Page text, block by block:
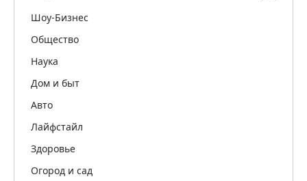
Шоу-Бизнес
Общество
Наука
Дом и быт
Авто
Лайфстайл
Здоровье
Огород и сад